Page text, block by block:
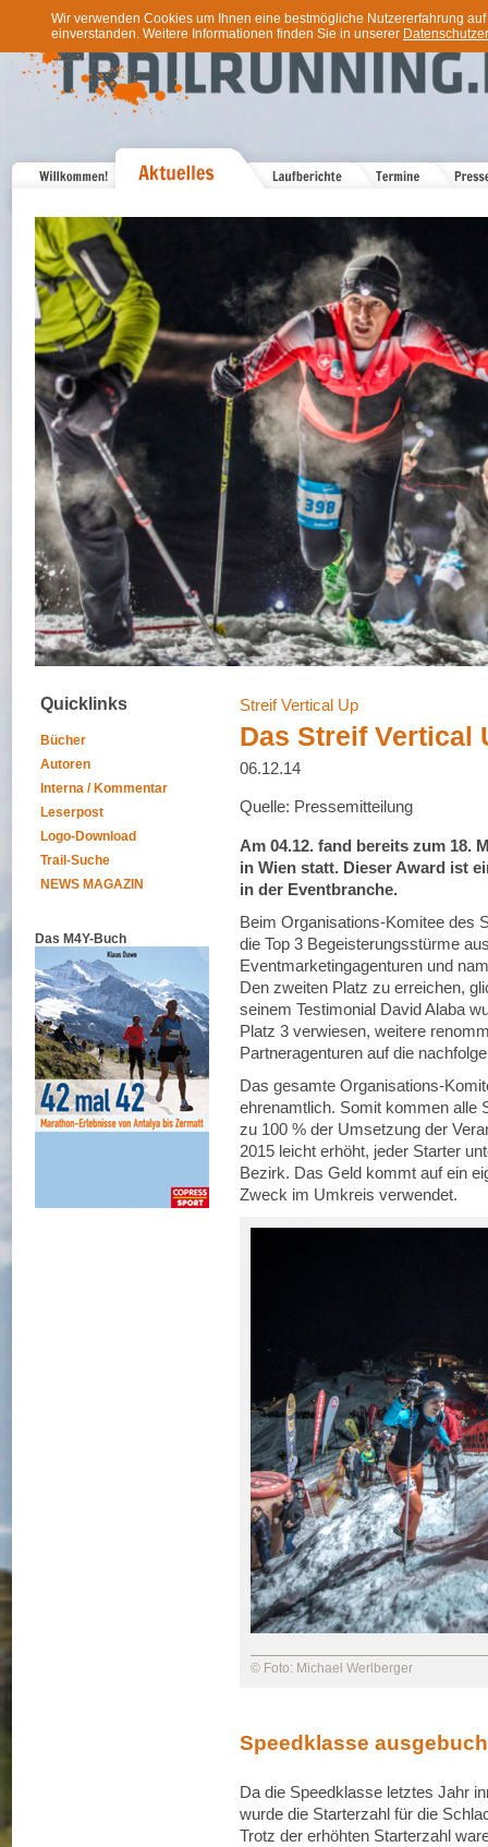
Wir verwenden Cookies um Ihnen eine bestmögliche Nutzererfahrung
einverstanden. Weitere Informationen finden Sie in unserer
Quicklinks
Bücher
Autoren
Interna / Kommentar
Leserpost
Logo-Download
Trail-Suche
NEWS MAGAZIN
Das M4Y-Buch
Streif Vertical Up
Das Streif Vertical
06.12.14
Quelle: Pressemitteilung
Am 04.12. fand bereits zum 18.
in Wien statt. Dieser Award ist
in der Eventbranche.
Beim Organisations-Komitee des
die Top 3 Begeisterungsstürme
Eventmarketingagenturen und
Den zweiten Platz zu erreichen,
seinem Testimonial David Alaba
Platz 3 verwiesen, weitere
Partneragenturen auf die
Das gesamte Organisations-
ehrenamtlich. Somit kommen alle
zu 100 % der Umsetzung der
2015 leicht erhöht, jeder Starter
Bezirk. Das Geld kommt auf ein
Zweck im Umkreis verwendet.
© Foto: Michael Werlberger
Speedklasse
Da die Speedklasse letztes Jahr
wurde die Starterzahl für die
Trotz der erhöhten Starterzahl